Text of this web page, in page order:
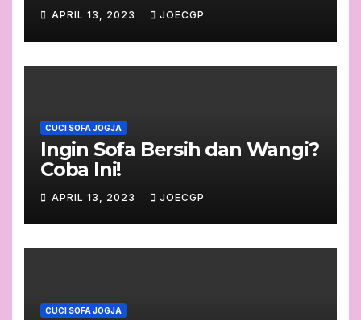
APRIL 13, 2023 JOECGP
CUCI SOFA JOGJA
Ingin Sofa Bersih dan Wangi?
Coba Ini!
APRIL 13, 2023 JOECGP
CUCI SOFA JOGJA